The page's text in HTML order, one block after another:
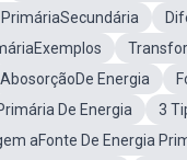
PrimáriaSecundária
AbosorçãoDe Energia
De Energia 3
aFonte De Energia